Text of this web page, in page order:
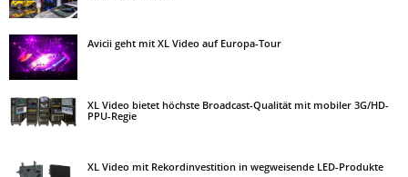
Avicii geht mit XL Video auf Europa-Tour
XL Video bietet höchste Broadcast-Qualität mit mobiler 3G/HD-
PPU-Regie
XL Video mit Rekordinvestition in wegweisende LED-Produkte